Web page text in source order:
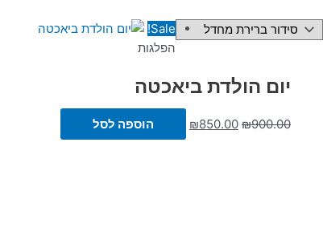
Sale!
הפלגות
יום הולדת ביאכטה
₪900.00
₪850.00 הוספה לסל